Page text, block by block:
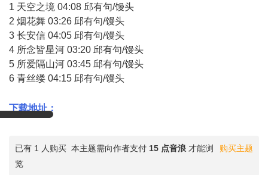
1 天空之境 04:08 邱有句/馒头
2 烟花舞 03:26 邱有句/馒头
3 长安信 04:05 邱有句/馒头
4 所念皆星河 03:20 邱有句/馒头
5 所爱隔山河 03:45 邱有句/馒头
6 青丝缕 04:15 邱有句/馒头
下载地址：
购买主题
已有 1 人购买 本主题需向作者支付 15 点音浪 才能浏
览